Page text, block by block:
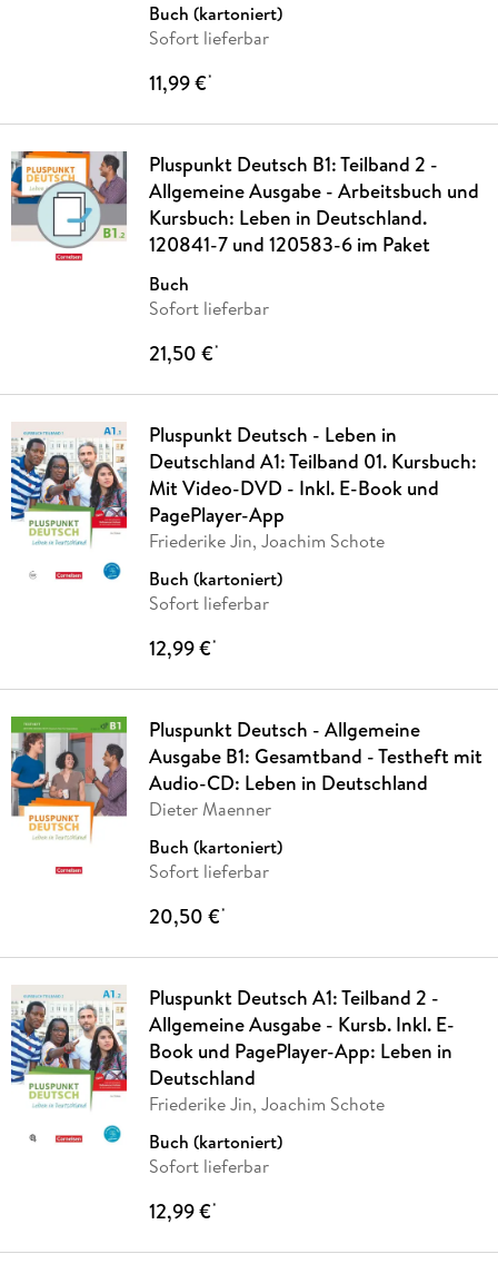
Buch (kartoniert)
Sofort lieferbar
11,99 €*
Pluspunkt Deutsch B1: Teilband 2 -
Allgemeine Ausgabe - Arbeitsbuch und
Kursbuch: Leben in Deutschland.
120841-7 und 120583-6 im Paket
Buch
Sofort lieferbar
21,50 €*
Pluspunkt Deutsch - Leben in
Deutschland A1: Teilband 01. Kursbuch:
Mit Video-DVD - Inkl. E-Book und
PagePlayer-App
Friederike Jin, Joachim Schote
Buch (kartoniert)
Sofort lieferbar
12,99 €*
Pluspunkt Deutsch - Allgemeine
Ausgabe B1: Gesamtband - Testheft mit
Audio-CD: Leben in Deutschland
Dieter Maenner
Buch (kartoniert)
Sofort lieferbar
20,50 €*
Pluspunkt Deutsch A1: Teilband 2 -
Allgemeine Ausgabe - Kursb. Inkl. E-
Book und PagePlayer-App: Leben in
Deutschland
Friederike Jin, Joachim Schote
Buch (kartoniert)
Sofort lieferbar
12,99 €*